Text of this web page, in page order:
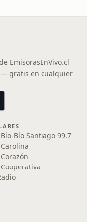
EmisorasEnVivo.cl
— gratis en cualquier
Bío Santiago 99.7